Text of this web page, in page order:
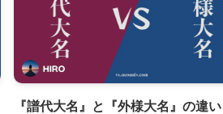
HIRO
『譜代大名』と『外様大名』の違